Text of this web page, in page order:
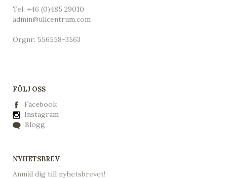
Tel: +46 (0)485 29010
admin@ullcentrum.com
Orgnr: 556558-3563
FÖLJ OSS
Facebook
Instagram
Blogg
NYHETSBREV
Anmäl dig till nyhetsbrevet!